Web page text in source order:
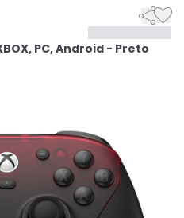
SE

PC, Android - Preto